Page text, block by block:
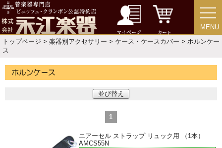
マイページ カート
MENU
MENU
トップページ > 楽器別アクセサリー > ケース・ケースカバー > ホルンケー
ス
並び替え
1
エアーセル ストラップ リュック用 （1本）
AMCS55N
アクセサリー
リード＆リードケース